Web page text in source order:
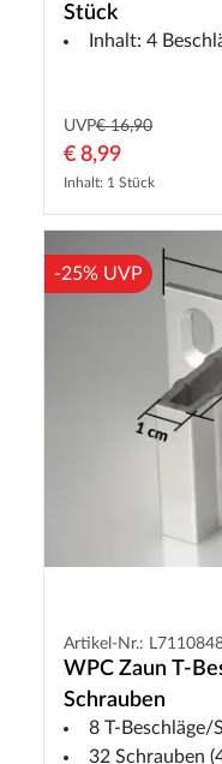
Stück
Inhalt: 4 Beschläge
UVP€ 16,90
€ 8,99
Inhalt: 1 Stück
-25% UVP
Artikel-Nr.:
WPC Zaun T-
Schrauben
8 T-Beschläge/
32 Schrauben